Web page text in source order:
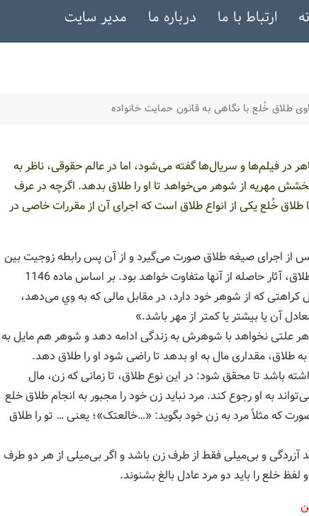
ارتباط با ما درباره ما مدیر سایت
طلاق خُلع با نگاهی به قانون حمایت خانواده
در فیلم‌ها و سریال‌ها گفته می‌شود، اما در عالم حقوقی، ناظر به
مهریه از شوهر می‌خواهد تا او را طلاق بدهد. اگرچه در عرف
خُلع یکی از انواع طلاق است که اجرای آن از مقررات خاصی در
از اجرای صیغه طلاق صورت می‌گیرد و از آن پس رابطه زوجیت بین
زن و شوهر منقطع می‌شود، اما با توجه به نوع طلاق، آثار حاصله از آنها متفاوت خواهد بود. بر اساس ماده 1146
که از شوهر خود دارد، در مقابل مالی که به وي می‌دهد،
آن یا بیشتر یا کمتر از مهر باشد.»
علتی نخواهد با شوهرش به زندگى ادامه دهد و شوهر هم مایل به
طلاق، مقدارى مال به او بدهد تا راضى شود او را طلاق دهد.
باشد تا محقق شود: در این نوع طلاق، تا زمانی که زن، مال
به او رجوع کند. مرد نباید زن خود را مجبور به انجام طلاق خلع
که مثلاً مرد به زن خود بگوید: «…خالعتک»؛ یعنی … تو را طلاق
آزردگی و بی‌میلی فقط از طرف زن باشد و اگر بی‌میلی از هر دو طرف
خلع را باید دو مرد عادل بالغ بشنوند.